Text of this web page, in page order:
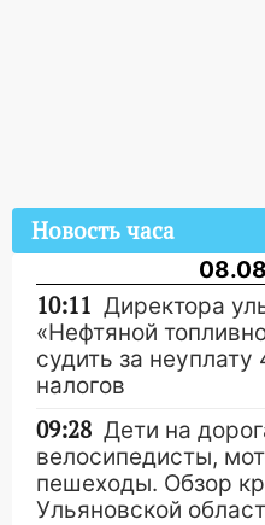
Новость часа
10:11 Директора
«Нефтяной
судить за
налогов
09:28 Дети на
велосипедисты,
пешеходы. Обзор
Ульяновской